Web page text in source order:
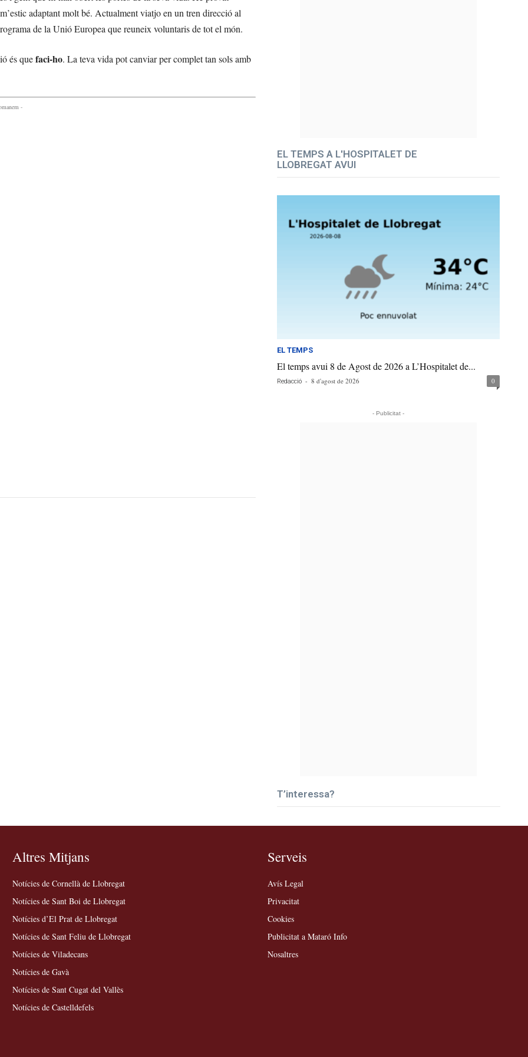
adaptant molt bé. Actualment viatjo en un tren direcció al
de la Unió Europea que reuneix voluntaris de tot el món.
és quefaci-ho. La teva vida pot canviar per complet tan sols amb
-
EL TEMPS A L'HOSPITALET DE
LLOBREGAT AVUI
EL TEMPS
El temps avui 8 de Agost de 2026 a L’Hospitalet de...
Redacció - 8 d'agost de 2026 0
- Publicitat -
T’interessa?
Altres Mitjans
Notícies de Cornellà de Llobregat
Notícies de Sant Boi de Llobregat
Notícies d’El Prat de Llobregat
Notícies de Sant Feliu de Llobregat
Notícies de Viladecans
Notícies de Gavà
Notícies de Sant Cugat del Vallès
Notícies de Castelldefels
Serveis
Avís Legal
Privacitat
Cookies
Publicitat a Mataró Info
Nosaltres